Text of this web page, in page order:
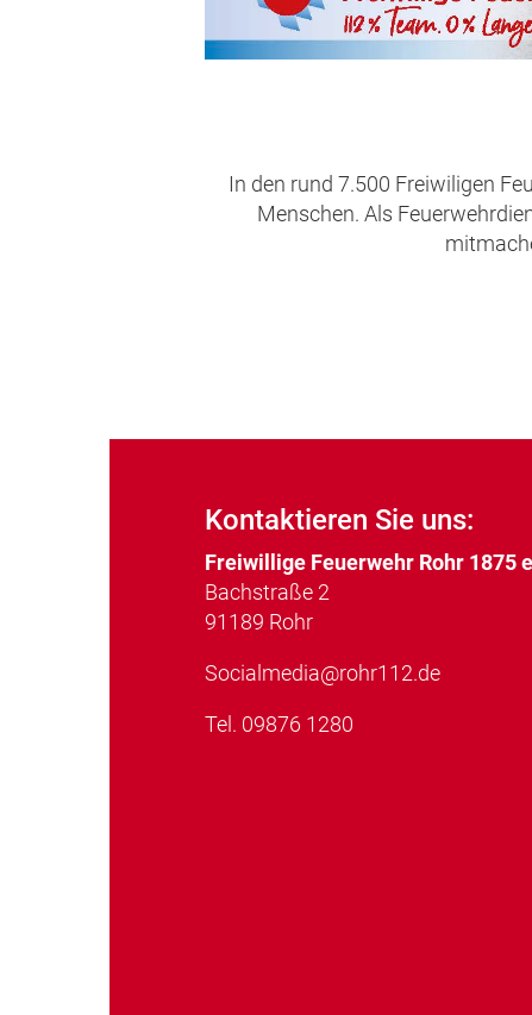
In den rund 7.500 Freiwiligen
Menschen. Als
Kontaktieren Sie uns:
Freiwillige Feuerwehr Rohr 1875
Bachstraße 2
91189 Rohr
Socialmedia@rohr112.de
Tel. 09876 1280